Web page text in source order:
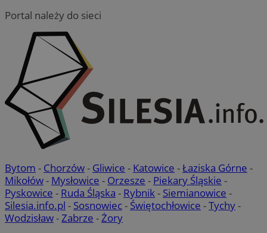
Portal należy do sieci
Bytom - Chorzów- Gliwice - Katowice -Łaziska Górne -
Mikołów- Mysłowice - Orzesze - Piekary Śląskie -
Pyskowice - Ruda Śląska - Rybnik- Siemianowice -
Silesia.info.pl - Sosnowiec- Świętochłowice -Tychy-
Wodzisław-Zabrze -Żory